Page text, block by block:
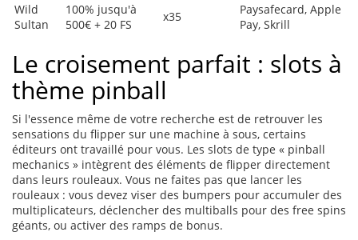
Wild
Sultan
100% jusqu'à
500€ + 20 FS
x35
Paysafecard, Apple
Pay, Skrill
Le croisement parfait : slots à
thème pinball
Si l'essence même de votre recherche est de retrouver les
sensations du flipper sur une machine à sous, certains
éditeurs ont travaillé pour vous. Les slots de type « pinball
mechanics » intègrent des éléments de flipper directement
dans leurs rouleaux. Vous ne faites pas que lancer les
rouleaux : vous devez viser des bumpers pour accumuler des
multiplicateurs, déclencher des multiballs pour des free spins
géants, ou activer des ramps de bonus.